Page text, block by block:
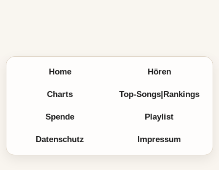
Home Hören
Charts Top-Songs|Rankings
Spende Playlist
Datenschutz Impressum